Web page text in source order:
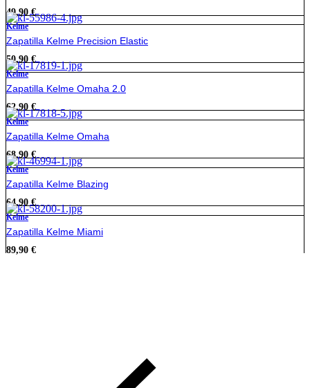
49,90€
Kelme
Zapatilla Kelme Precision Elastic
50,90 €
Kelme
Zapatilla Kelme Omaha 2.0
62,90 €
Kelme
Zapatilla Kelme Omaha
68,90 €
Kelme
Zapatilla Kelme Blazing
64,90 €
Kelme
Zapatilla Kelme Miami
89,90 €